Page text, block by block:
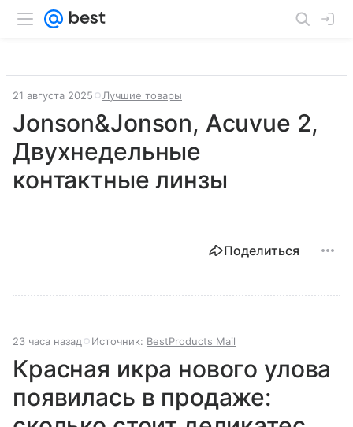
21 августа 2025 Лучшие товары
Jonson&Jonson, Acuvue 2,
Двухнедельные
контактные линзы
Поделиться
23 часа назад Источник: BestProducts Mail
Красная икра нового улова
появилась в продаже: